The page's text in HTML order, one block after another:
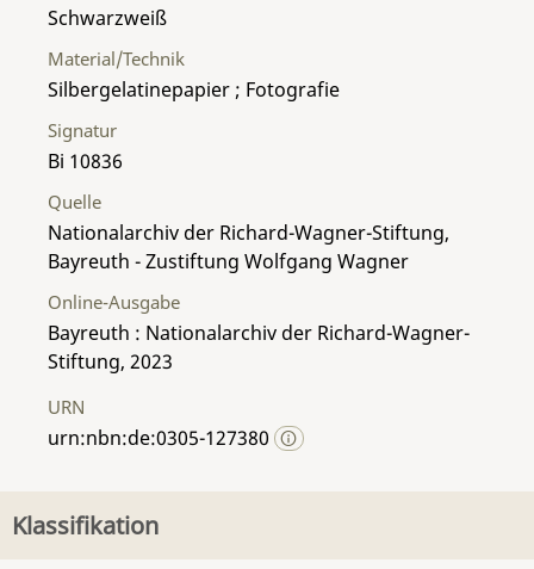
Material/Technik
Silbergelatinepapier ; Fotografie
Schwarzweiß
Signatur
Bi 10836
Quelle
Nationalarchiv der Richard-Wagner-Stiftung,
Bayreuth - Zustiftung Wolfgang Wagner
Online-Ausgabe
Bayreuth : Nationalarchiv der Richard-Wagner-
Stiftung, 2023
URN
urn:nbn:de:0305-127380
Klassifikation